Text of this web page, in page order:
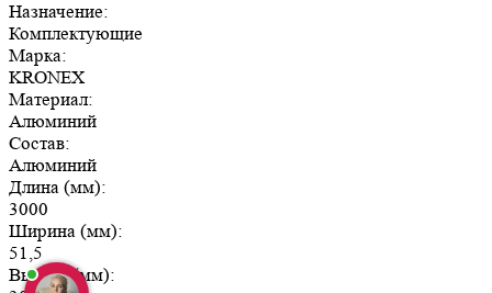
Назначение:
Комплектующие
Марка:
KRONEX
Материал:
Алюминий
Состав:
Алюминий
Длина (мм):
3000
Ширина (мм):
51,5
Высота (мм):